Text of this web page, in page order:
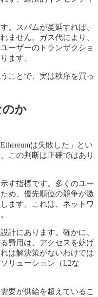
。スパムが蔓延すれば、
ません。ガス代により、
ーザーのトランザクショ
ます。
ことで、実は秩序を買っ
のか
は失敗した」とい
この判断は正確ではあり
す指標です。多くのユー
め、優先順位の競争が激
ます。これは、ネットワ
計にあります。確かに、
費用は、アクセスを妨げ
は解決策がないわけでは
リューション（L2な
要が供給を超えているこ